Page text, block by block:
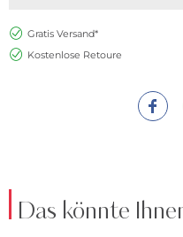
Gratis Versand*
Kostenlose Retoure
Das könnte